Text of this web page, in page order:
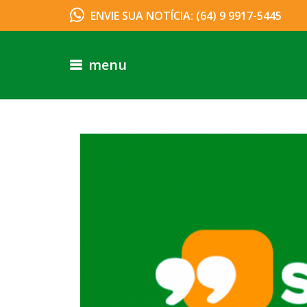
ENVIE SUA NOTÍCIA: (64) 9 9917-5445
menu